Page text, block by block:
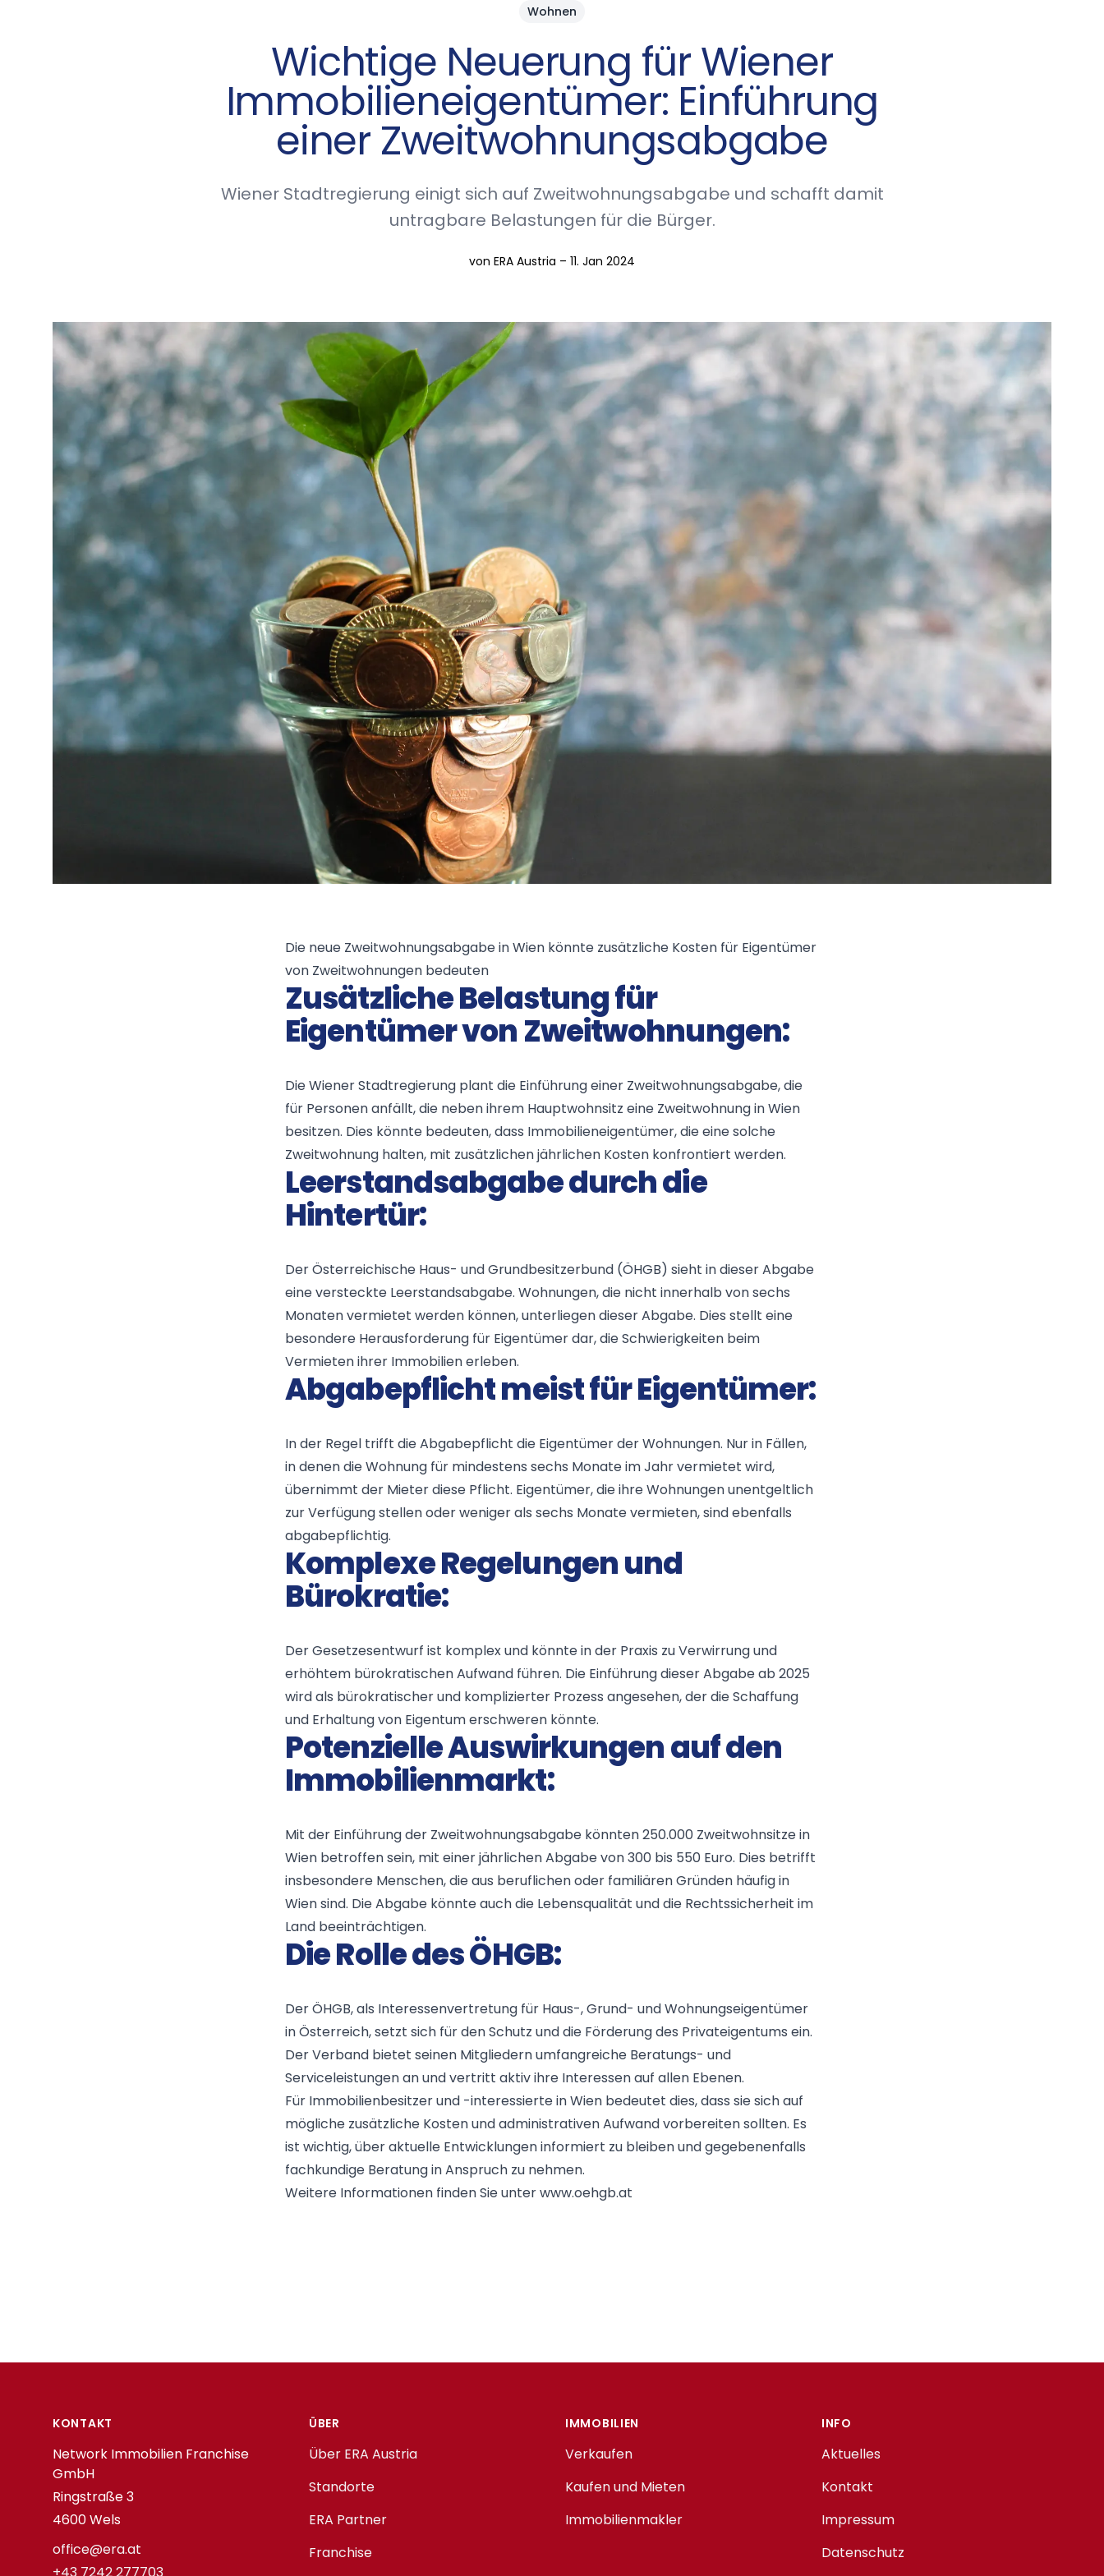
Wohnen
Wichtige Neuerung für Wiener
Immobilieneigentümer: Einführung
einer Zweitwohnungsabgabe
Wiener Stadtregierung einigt sich auf Zweitwohnungsabgabe und schafft damit
untragbare Belastungen für die Bürger.
von ERA Austria – 11. Jan 2024
Die neue Zweitwohnungsabgabe in Wien könnte zusätzliche Kosten für Eigentümer
von Zweitwohnungen bedeuten
Zusätzliche Belastung für
Eigentümer von Zweitwohnungen:
Die Wiener Stadtregierung plant die Einführung einer Zweitwohnungsabgabe, die
für Personen anfällt, die neben ihrem Hauptwohnsitz eine Zweitwohnung in Wien
besitzen. Dies könnte bedeuten, dass Immobilieneigentümer, die eine solche
Zweitwohnung halten, mit zusätzlichen jährlichen Kosten konfrontiert werden.
Leerstandsabgabe durch die
Hintertür:
Der Österreichische Haus- und Grundbesitzerbund (ÖHGB) sieht in dieser Abgabe
eine versteckte Leerstandsabgabe. Wohnungen, die nicht innerhalb von sechs
Monaten vermietet werden können, unterliegen dieser Abgabe. Dies stellt eine
besondere Herausforderung für Eigentümer dar, die Schwierigkeiten beim
Vermieten ihrer Immobilien erleben.
Abgabepflicht meist für Eigentümer:
In der Regel trifft die Abgabepflicht die Eigentümer der Wohnungen. Nur in Fällen,
in denen die Wohnung für mindestens sechs Monate im Jahr vermietet wird,
übernimmt der Mieter diese Pflicht. Eigentümer, die ihre Wohnungen unentgeltlich
zur Verfügung stellen oder weniger als sechs Monate vermieten, sind ebenfalls
abgabepflichtig.
Komplexe Regelungen und
Bürokratie:
Der Gesetzesentwurf ist komplex und könnte in der Praxis zu Verwirrung und
erhöhtem bürokratischen Aufwand führen. Die Einführung dieser Abgabe ab 2025
wird als bürokratischer und komplizierter Prozess angesehen, der die Schaffung
und Erhaltung von Eigentum erschweren könnte.
Potenzielle Auswirkungen auf den
Immobilienmarkt:
Mit der Einführung der Zweitwohnungsabgabe könnten 250.000 Zweitwohnsitze in
Wien betroffen sein, mit einer jährlichen Abgabe von 300 bis 550 Euro. Dies betrifft
insbesondere Menschen, die aus beruflichen oder familiären Gründen häufig in
Wien sind. Die Abgabe könnte auch die Lebensqualität und die Rechtssicherheit im
Land beeinträchtigen.
Die Rolle des ÖHGB:
Der ÖHGB, als Interessenvertretung für Haus-, Grund- und Wohnungseigentümer
in Österreich, setzt sich für den Schutz und die Förderung des Privateigentums ein.
Der Verband bietet seinen Mitgliedern umfangreiche Beratungs- und
Serviceleistungen an und vertritt aktiv ihre Interessen auf allen Ebenen.
Für Immobilienbesitzer und -interessierte in Wien bedeutet dies, dass sie sich auf
mögliche zusätzliche Kosten und administrativen Aufwand vorbereiten sollten. Es
ist wichtig, über aktuelle Entwicklungen informiert zu bleiben und gegebenenfalls
fachkundige Beratung in Anspruch zu nehmen.
Weitere Informationen finden Sie unterwww.oehgb.at
KONTAKT
Network Immobilien Franchise
GmbH
Ringstraße 3
4600 Wels
office@era.at
ÜBER
Über ERA Austria
Standorte
ERA Partner
Franchise
IMMOBILIEN
Verkaufen
Kaufen und Mieten
Immobilienmakler
INFO
Aktuelles
Kontakt
Impressum
Datenschutz